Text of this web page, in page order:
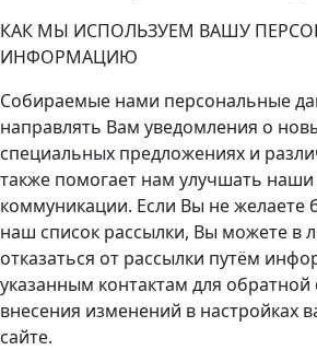
КАК МЫ ИСПОЛЬЗУЕМ ВАШУ
ИНФОРМАЦИЮ
Собираемые нами персональные
направлять Вам уведомления о
специальных предложениях и
также помогает нам улучшать наши
коммуникации. Если Вы не
наш список рассылки, Вы можете в
отказаться от рассылки путём
указанным контактам для обратной
внесения изменений в настройках
сайте.